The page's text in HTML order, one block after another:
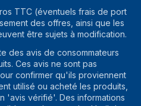
TTC (éventuels frais de port
des offres, ainsi que les
être sujets à modification.
des avis de consommateurs
Ces avis ne sont pas
confirmer qu'ils proviennent
utilisé ou acheté les produits,
'avis vérifié'. Des informations